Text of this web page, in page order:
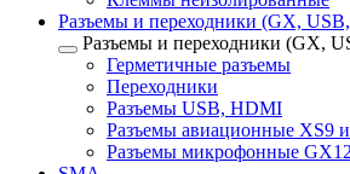
Разъемы и переходники (GX,
Разъемы и переходники (GX,
Герметичные разъемы
Переходники
Разъемы USB, HDMI
Разъемы авиационные XS9
Разъемы микрофонные